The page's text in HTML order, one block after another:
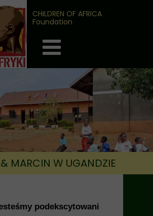
MARCIN W UGANDZIE
podekscytowani
CHILDREN OF AFRICA
Foundation